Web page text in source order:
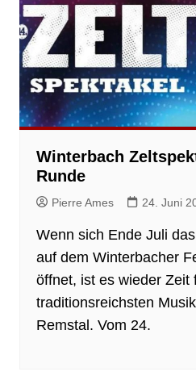
Winterbach
Runde
Pierre Ames 24. Juni
Wenn sich Ende Juli
auf dem Winterbacher
öffnet, ist es wieder Zeit
traditionsreichsten
Remstal. Vom 24.